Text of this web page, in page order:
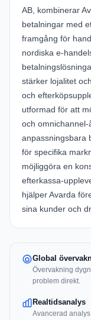
AB, kombinerar
betalningar med
framgång för
nordiska e-
stärker lojalitet
och
utformad för att
och
anpassningsbara
för specifika
möjliggöra en
efterkassa-
hjälper Avarda
sina kunder och
Global
Övervakning
problem direkt.
Realtidsanalys
Avancerad